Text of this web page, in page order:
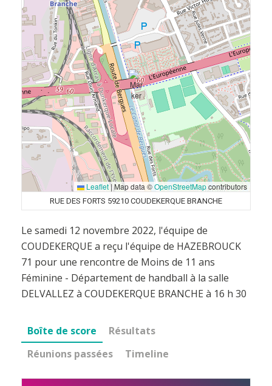
Leaflet|Map data ©OpenStreetMapcontributors
RUE DES FORTS 59210 COUDEKERQUE BRANCHE
Le samedi 12 novembre 2022, l'équipe de
COUDEKERQUE a reçu l'équipe de HAZEBROUCK
71 pour une rencontre de Moins de 11 ans
Féminine - Département de handball à la salle
DELVALLEZ à COUDEKERQUE BRANCHE à 16 h 30
Boîte de score
Résultats
Réunions passées
Timeline